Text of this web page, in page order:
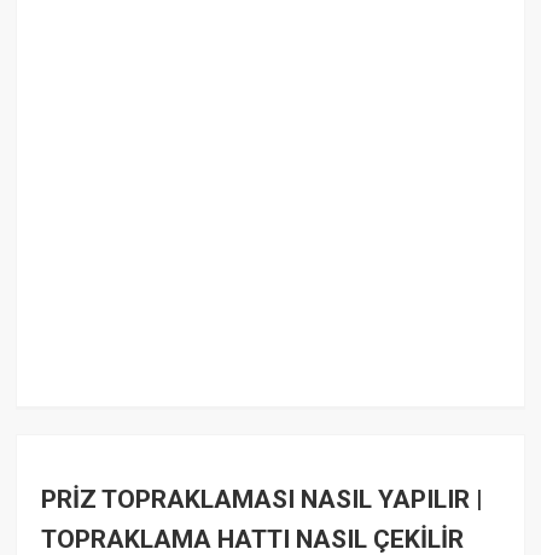
PRİZ TOPRAKLAMASI NASIL YAPILIR |
TOPRAKLAMA HATTI NASIL ÇEKİLİR